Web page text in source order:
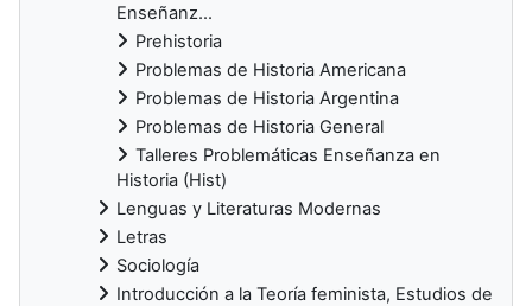
Enseñanz...
Prehistoria
Problemas de Historia Americana
Problemas de Historia Argentina
Problemas de Historia General
Talleres Problemáticas Enseñanza en
Historia (Hist)
Lenguas y Literaturas Modernas
Letras
Sociología
Introducción a la Teoría feminista, Estudios de